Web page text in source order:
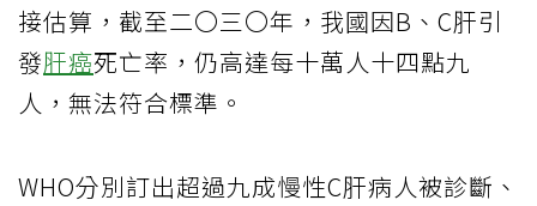
接估算，截至二〇三〇年，我國因B、C肝引
發肝癌死亡率，仍高達每十萬人十四點九
人，無法符合標準。
WHO分別訂出超過九成慢性C肝病人被診斷、